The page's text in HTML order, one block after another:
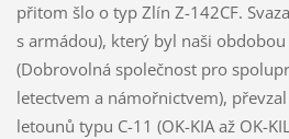
přitom šlo o typ Zlín Z-142CF.
s armádou), který byl naši obdobou
(Dobrovolná společnost pro
letectvem a námořnictvem),
letounů typu C-11 (OK-KIA až OK-